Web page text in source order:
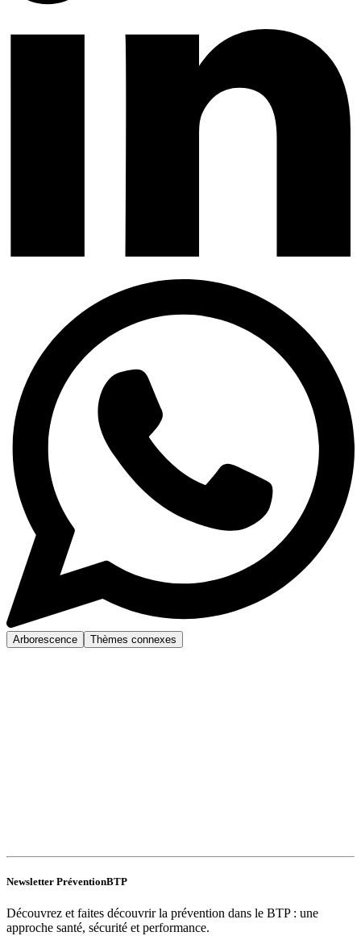
Arborescence Thèmes connexes
Newsletter PréventionBTP
Découvrez et faites découvrir la prévention dans le BTP : une
approche santé, sécurité et performance.